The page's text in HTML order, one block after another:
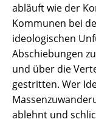
abläuft wie der
Kommunen bei
ideologischen
Abschiebungen
und über die
gestritten. Wer
ablehnt und